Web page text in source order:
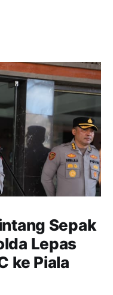
Sepak
Lepas
ke Piala